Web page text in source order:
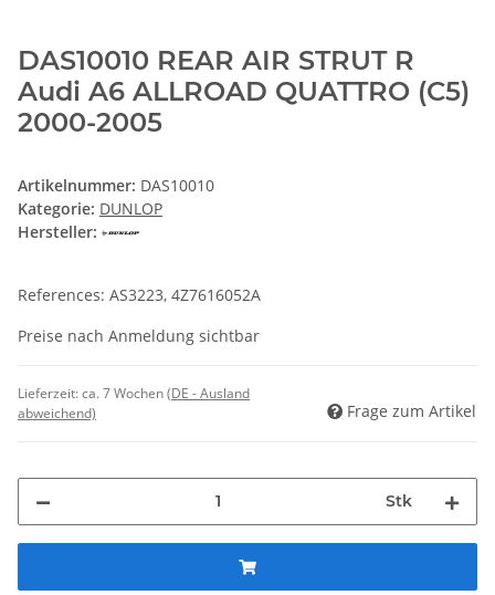
DAS10010 REAR AIR STRUT R
Audi A6 ALLROAD QUATTRO (C5)
2000-2005
Artikelnummer: DAS10010
Kategorie: DUNLOP
Hersteller:
References: AS3223, 4Z7616052A
Preise nach Anmeldung sichtbar
Lieferzeit:ca. 7 Wochen(DE - Ausland
abweichend)
Frage zum Artikel
Stk